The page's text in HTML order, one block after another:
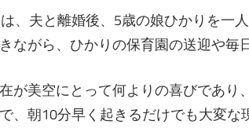
、夫と離婚後、5歳の娘ひかりを一
ながら、ひかりの保育園の送迎や毎
が美空にとって何よりの喜びであり
、朝10分早く起きるだけでも大変な